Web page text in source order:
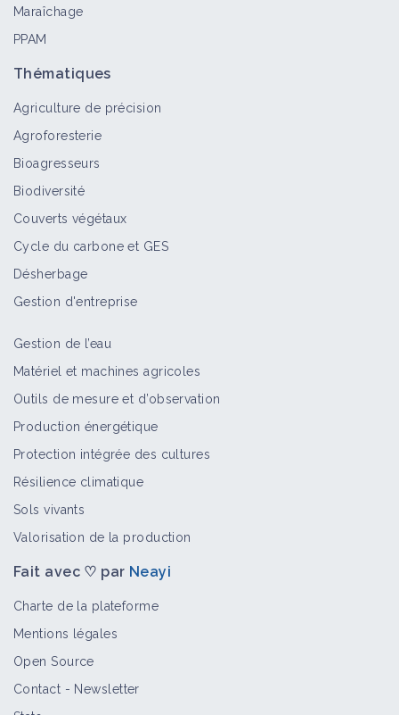
Adventices pluriannuelles
Vivaces
Maraîchage
PPAM
Thématiques
Agriculture de précision
Agroforesterie
Bioagresseurs
Biodiversité
Couverts végétaux
Cycle du carbone et GES
Désherbage
Gestion d'entreprise
Gestion de l’eau
Matériel et machines agricoles
Outils de mesure et d’observation
Production énergétique
Protection intégrée des cultures
Résilience climatique
Sols vivants
Valorisation de la production
Fait avec ♡ par Neayi
Charte de la plateforme
Mentions légales
Open Source
Contact - Newsletter